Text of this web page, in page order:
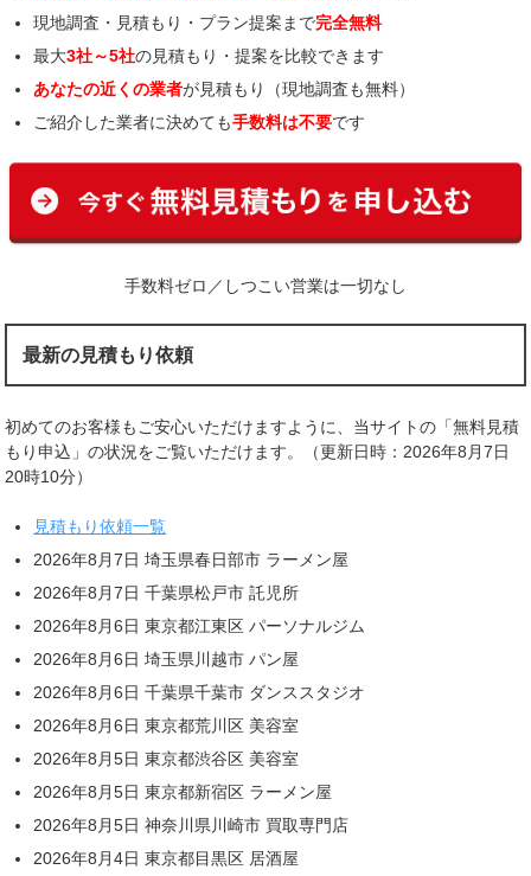
現地調査・見積もり・プラン提案まで完全無料
最大3社～5社の見積もり・提案を比較できます
あなたの近くの業者が見積もり（現地調査も無料）
ご紹介した業者に決めても手数料は不要です
手数料ゼロ／しつこい営業は一切なし
最新の見積もり依頼
初めてのお客様もご安心いただけますように、当サイトの「無料見積
もり申込」の状況をご覧いただけます。（更新日時：2026年8月7日
20時10分）
見積もり依頼一覧
2026年8月7日 埼玉県春日部市 ラーメン屋
2026年8月7日 千葉県松戸市 託児所
2026年8月6日 東京都江東区 パーソナルジム
2026年8月6日 埼玉県川越市 パン屋
2026年8月6日 千葉県千葉市 ダンススタジオ
2026年8月6日 東京都荒川区 美容室
2026年8月5日 東京都渋谷区 美容室
2026年8月5日 東京都新宿区 ラーメン屋
2026年8月5日 神奈川県川崎市 買取専門店
2026年8月4日 東京都目黒区 居酒屋